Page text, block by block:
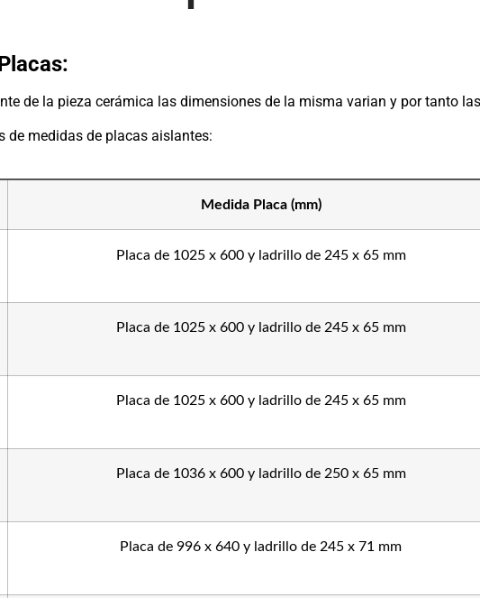
de la pieza cerámica las dimensiones de la misma varian y por tanto
de medidas de placas aislantes:
Medida Placa (mm)
Placa de 1025 x 600 y ladrillo de 245 x 65 mm
Placa de 1025 x 600 y ladrillo de 245 x 65 mm
Placa de 1025 x 600 y ladrillo de 245 x 65 mm
Placa de 1036 x 600 y ladrillo de 250 x 65 mm
Placa de 996 x 640 y ladrillo de 245 x 71 mm